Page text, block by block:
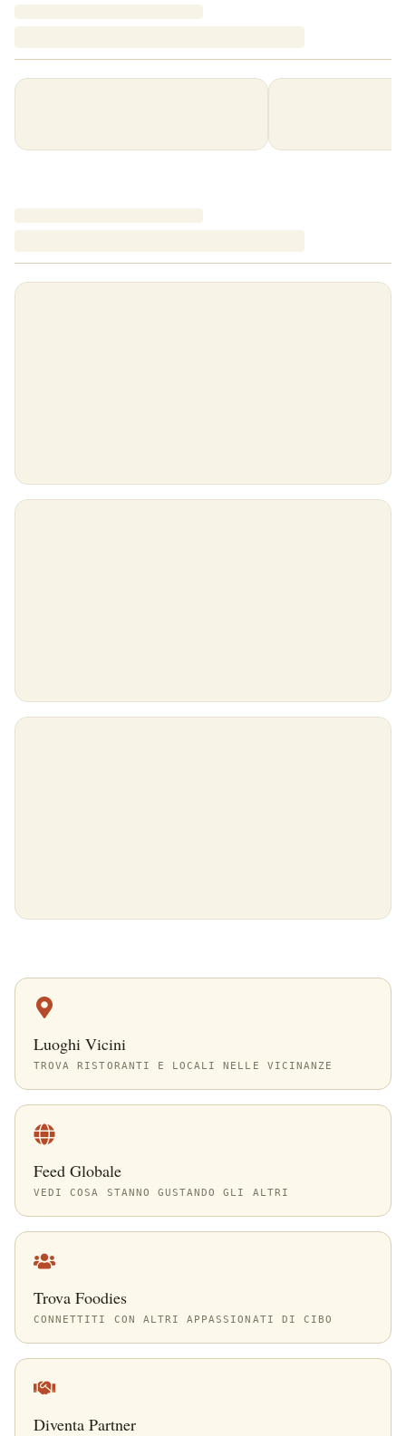
Luoghi Vicini
TROVA RISTORANTI E LOCALI NELLE VICINANZE
Feed Globale
VEDI COSA STANNO GUSTANDO GLI ALTRI
Trova Foodies
CONNETTITI CON ALTRI APPASSIONATI DI CIBO
Diventa Partner